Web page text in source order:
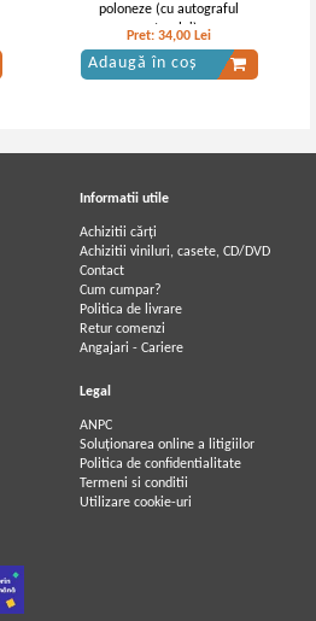
poloneze (cu autograful
autorului)
Pret:34,00 Lei
Adaugă în coș
Informatii utile
Achizitii cărți
Achizitii viniluri, casete, CD/DVD
Contact
Cum cumpar?
Politica de livrare
Retur comenzi
Angajari - Cariere
Legal
ANPC
Soluționarea online a litigiilor
Politica de confidentialitate
Termeni si conditii
Utilizare cookie-uri